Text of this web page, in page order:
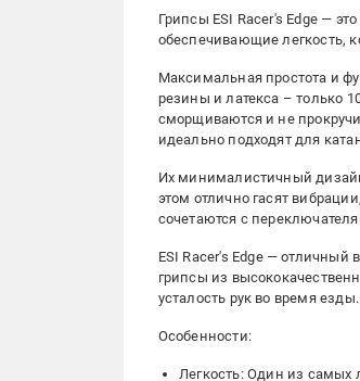
Грипсы ESI Racer's Edge —
обеспечивающие легкость,
Максимальная простота и
резины и латекса – только
сморщиваются и не
идеально подходят для
Их минималистичный дизайн
этом отлично гасят
сочетаются с
ESI Racer's Edge —
грипсы из
усталость рук во время езды.
Особенности:
Легкость: Один из самых